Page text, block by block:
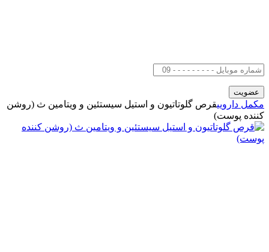
مکمل داروییقرص گلوتاتیون و استیل سیستئین و ویتامین ث (روشن
کننده پوست)